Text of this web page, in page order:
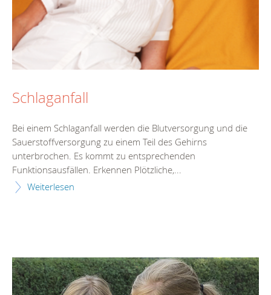
Schlaganfall
Bei einem Schlaganfall werden die Blutversorgung und die
Sauerstoffversorgung zu einem Teil des Gehirns
unterbrochen. Es kommt zu entsprechenden
Funktionsausfällen. Erkennen Plötzliche,...
Weiterlesen